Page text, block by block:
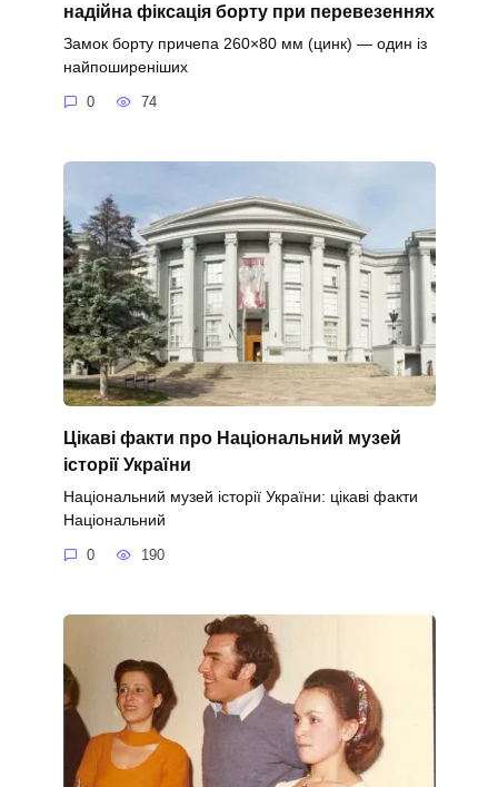
надійна фіксація борту при перевезеннях
Замок борту причепа 260×80 мм (цинк) — один із
найпоширеніших
0 74
Цікаві факти про Національний музей
історії України
Національний музей історії України: цікаві факти
Національний
0 190